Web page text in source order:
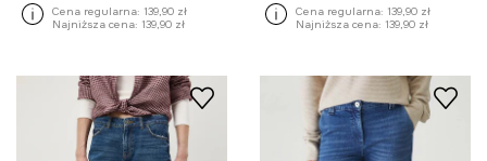
Cena regularna: 139,90 zł
Najniższa cena: 139,90 zł
Cena regularna: 139,90 zł
Najniższa cena: 139,90 zł